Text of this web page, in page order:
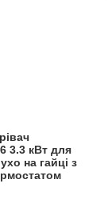
3.3 кВт для
на гайці з